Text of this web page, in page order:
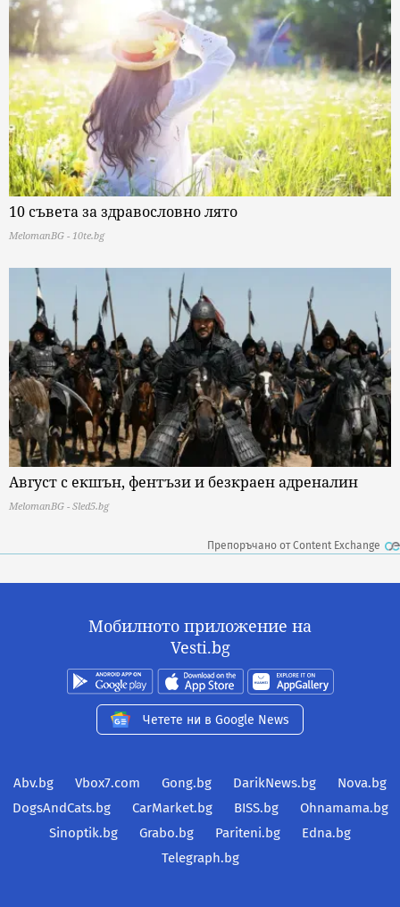
10 съвета за здравословно лято
MelomanBG - 10te.bg
Август с екшън, фентъзи и безкраен адреналин
MelomanBG - Sled5.bg
Препоръчано от Content Exchange
Мобилното приложение на
Vesti.bg
Четете ни в Google News
Abv.bg Vbox7.com Gong.bg DarikNews.bg
Nova.bg
DogsAndCats.bg
CarMarket.bg BISS.bg
Ohnamama.bg
Sinoptik.bg
Grabo.bg Pariteni.bg
Edna.bg
Telegraph.bg